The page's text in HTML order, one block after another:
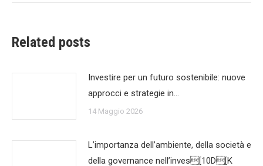
Related posts
Investire per un futuro sostenibile: nuove
approcci e strategie in…
14 Maggio 2026
L’importanza dell’ambiente, della società e
della governance nell’inves[10D[K